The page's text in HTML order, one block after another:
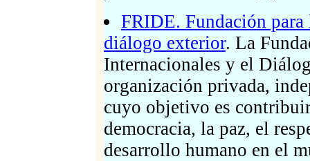
FRIDE. Fundación
diálogo exterior. La
Internacionales y el
organización privada,
cuyo objetivo es
democracia, la paz, el
desarrollo humano en el